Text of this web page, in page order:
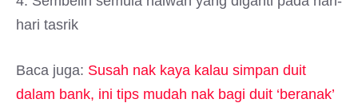
hari tasrik
Baca juga: Susah nak kaya kalau simpan duit
dalam bank, ini tips mudah nak bagi duit ‘beranak’